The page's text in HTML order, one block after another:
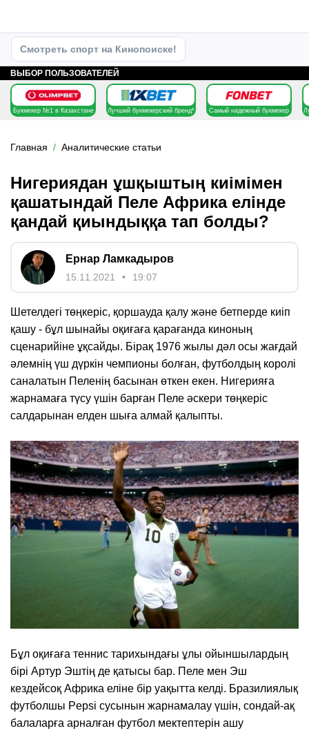
Смотреть спорт на Кинопоиске!
ВЫБОР ПОЛЬЗОВАТЕЛЕЙ
Букмекер №1 в Казахстане Лучший букмекерский бренд* Самый надежный букмекер
Главная Аналитические статьи
Нигериядан ұшқыштың киімімен
қашатындай Пеле Африка елінде
қандай қиындыққа тап болды?
Ернар Ламкадыров
15.11.2021 19:07
Шетелдегі төңкеріс, қоршауда қалу және бетперде киіп
қашу - бұл шынайы оқиғаға қарағанда киноның
сценарийіне ұқсайды. Бірақ 1976 жылы дәл осы жағдай
әлемнің үш дүркін чемпионы болған, футболдың королі
саналатын Пеленің басынан өткен екен. Нигерияға
жарнамаға түсу үшін барған Пеле әскери төңкеріс
салдарынан елден шыға алмай қалыпты.
Бұл оқиғаға теннис тарихындағы ұлы ойыншылардың
бірі Артур Эштің де қатысы бар. Пеле мен Эш
кездейсоқ Африка еліне бір уақытта келді. Бразилиялық
футболшы Pepsi сусынын жарнамалау үшін, сондай-ақ
балаларға арналған футбол мектептерін ашу